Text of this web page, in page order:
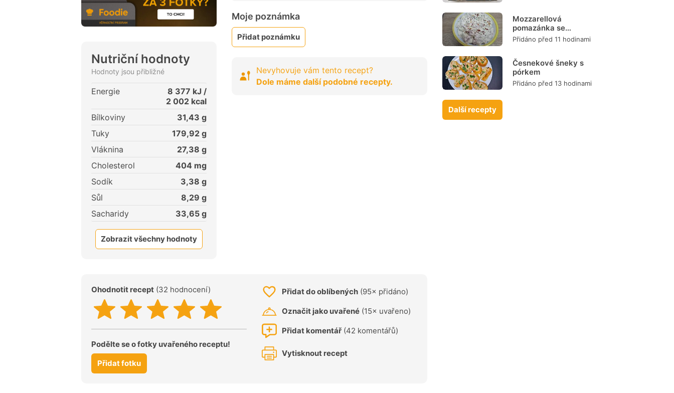
Nutriční hodnoty
Hodnoty jsou přibližné
Energie 8 377 kJ /
2 002 kcal
Bílkoviny
31,43 g
Tuky
179,92 g
Vláknina
27,38 g
Cholesterol
404 mg
Sodík
3,38 g
Sůl
8,29 g
Sacharidy
33,65 g
Zobrazit všechny hodnoty
Moje poznámka
Přidat poznámku
Nevyhovuje vám tento recept?
Dole máme další podobné recepty.
Ohodnotit recept (32 hodnocení)
Podělte se o fotky uvařeného receptu!
Přidat fotku
Přidat do oblíbených (95× přidáno)
Označit jako uvařené (15× uvařeno)
Přidat komentář (42 komentářů)
Vytisknout recept
Mozzarellová
pomazánka se
šunkou
Přidáno před 11 hodinami
Česnekové šneky s
pórkem
Přidáno před 13 hodinami
Další recepty